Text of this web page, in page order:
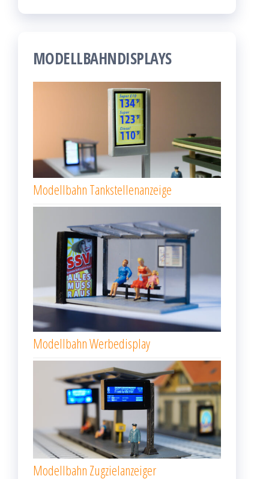
MODELLBAHNDISPLAYS
Modellbahn Tankstellenanzeige
Modellbahn Werbedisplay
Modellbahn Zugzielanzeiger